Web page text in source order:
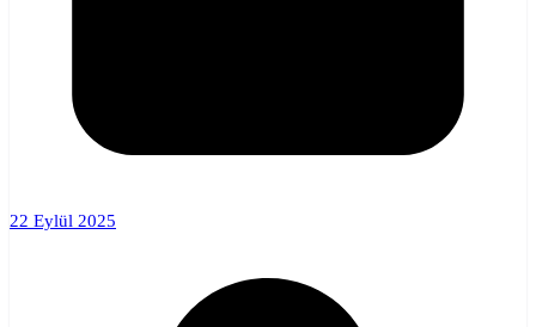
22 Eylül 2025